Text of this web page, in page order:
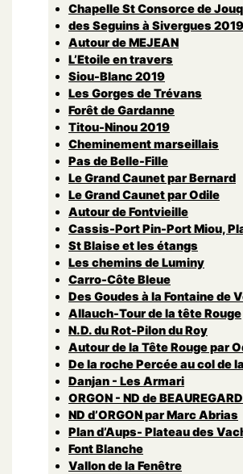
Chapelle St Consorce de
des Seguins à Sivergues 2019
Autour de MEJEAN
L’Etoile en travers
Siou-Blanc 2019
Les Gorges de Trévans
Forêt de Gardanne
Titou-Ninou 2019
Cheminement marseillais
Pas de Belle-Fille
Le Grand Caunet par Bernard
Le Grand Caunet par Odile
Autour de Fontvieille
Cassis-Port Pin-Port Miou,
St Blaise et les étangs
Les chemins de Luminy
Carro-Côte Bleue
Des Goudes à la Fontaine de
Allauch-Tour de la tête Rouge
N.D. du Rot-Pilon du Roy
Autour de la Tête Rouge par
De la roche Percée au col de
Danjan - Les Armari
ORGON - ND de BEAUREGARD
ND d’ORGON par Marc Abrias
Plan d’Aups- Plateau des
Font Blanche
Vallon de la Fenêtre